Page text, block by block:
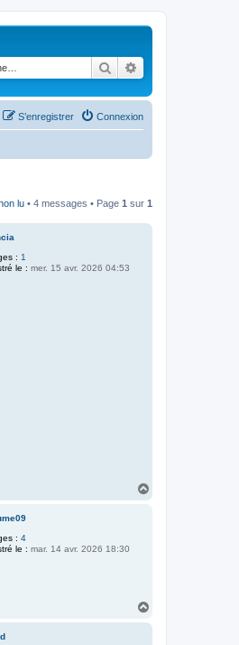
Rechercher
Connexion
S’enregistrer
lu • 4 messages • Page 1 sur 1
: 1
le : mer. 15 avr. 2026 04:53
: 4
le : mar. 14 avr. 2026 18:30